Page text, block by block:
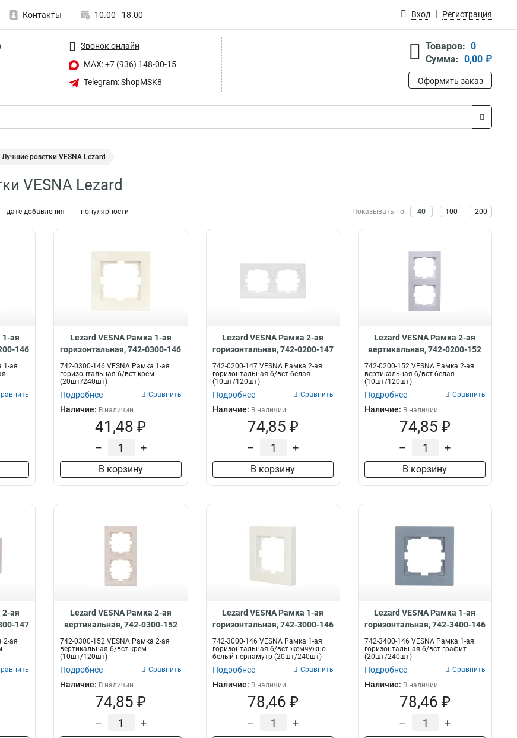
Контакты 10.00 - 18.00 Вход Регистрация
Звонок онлайн
MAX: +7 (936) 148-00-15
Telegram: ShopMSK8
Товаров: 0
Сумма: 0,00 ₽
Оформить заказ
Лучшие розетки VESNA Lezard
VESNA Lezard
дате добавления популярности Показывать по: 40 100 200
1-ая
146
1-ая
Lezard VESNA Рамка 1-ая
горизонтальная, 742-0300-146
742-0300-146 VESNA Рамка 1-ая
горизонтальная б/вст крем
(20шт/240шт)
Подробнее Сравнить
Наличие: В наличии
41,48 ₽
– +
В корзину
Lezard VESNA Рамка 2-ая
горизонтальная, 742-0200-147
742-0200-147 VESNA Рамка 2-ая
горизонтальная б/вст белая
(10шт/120шт)
Подробнее Сравнить
Наличие: В наличии
74,85 ₽
– +
В корзину
Lezard VESNA Рамка 2-ая
вертикальная, 742-0200-152
742-0200-152 VESNA Рамка 2-ая
вертикальная б/вст белая
(10шт/120шт)
Подробнее Сравнить
Наличие: В наличии
74,85 ₽
– +
В корзину
2-ая
147
2-ая
Lezard VESNA Рамка 2-ая
вертикальная, 742-0300-152
742-0300-152 VESNA Рамка 2-ая
вертикальная б/вст крем
(10шт/120шт)
Подробнее Сравнить
Наличие: В наличии
74,85 ₽
– +
Lezard VESNA Рамка 1-ая
горизонтальная, 742-3000-146
742-3000-146 VESNA Рамка 1-ая
горизонтальная б/вст жемчужно-
белый перламутр (20шт/240шт)
Подробнее Сравнить
Наличие: В наличии
78,46 ₽
– +
Lezard VESNA Рамка 1-ая
горизонтальная, 742-3400-146
742-3400-146 VESNA Рамка 1-ая
горизонтальная б/вст графит
(20шт/240шт)
Подробнее Сравнить
Наличие: В наличии
78,46 ₽
– +